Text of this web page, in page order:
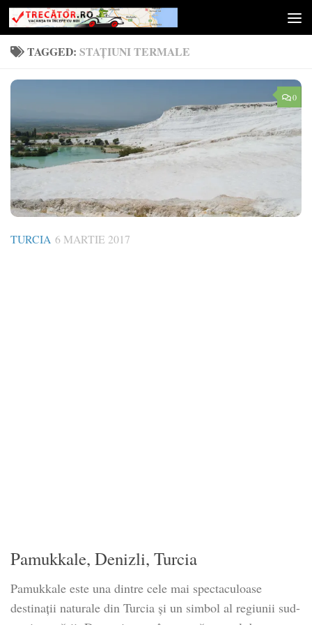
Skip to content
TAGGED: STAȚIUNI TERMALE
0
TURCIA 6 MARTIE 2017
Pamukkale, Denizli, Turcia
Pamukkale este una dintre cele mai spectaculoase
destinații naturale din Turcia și un simbol al regiunii sud-